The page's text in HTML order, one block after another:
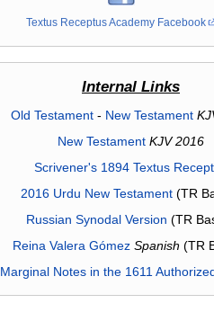
Textus Receptus Academy Facebook
Internal Links
Old Testament- New Testament
New Testament KJV 2016
Scrivener's 1894 Textus
2016 Urdu New Testament(TR
Russian Synodal Version (TR
Reina Valera Gómez Spanish (TR
Marginal Notes in the 1611